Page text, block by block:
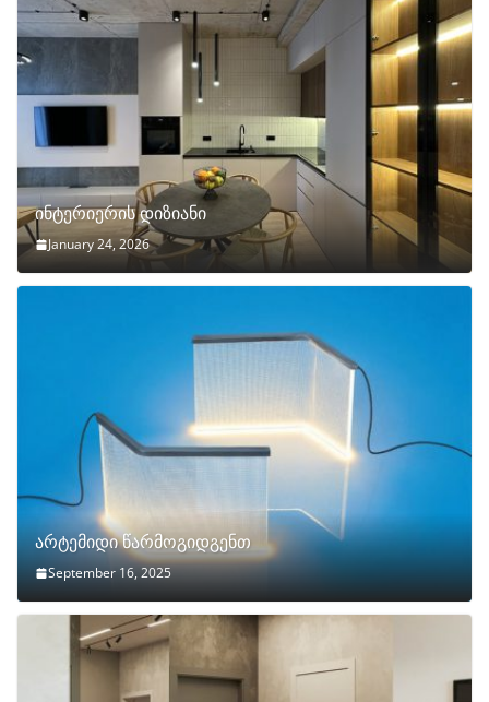
ინტერიერის დიზიანი
January 24, 2026
არტემიდი წარმოგიდგენთ
September 16, 2025